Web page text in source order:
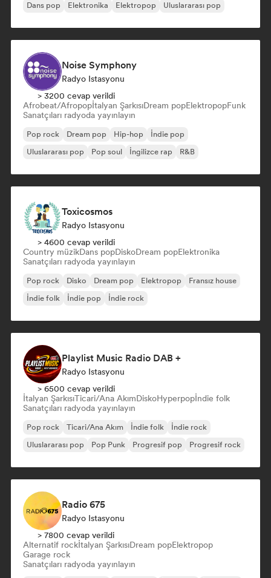
Dans pop
Elektronika Elektropop Uluslararası pop
Noise Symphony
Radyo Istasyonu
> 3200 cevap verildi
Afrobeat/Afropopİtalyan ŞarkısıDream popElektropopFunk
Sanatçıları radyoda yayınlayın
Pop rock Dream pop Hip-hop
İndie pop
Uluslararası pop
Pop soul İngilizce rap R&B
Toxicosmos
Radyo Istasyonu
> 4600 cevap verildi
Country müzikDans popDiskoDream popElektronika
Sanatçıları radyoda yayınlayın
Pop rock Disko Dream pop Elektropop
Fransız house
İndie folk
İndie pop İndie rock
Playlist Music Radio DAB +
Radyo Istasyonu
> 6500 cevap verildi
İtalyan ŞarkısıTicari/Ana AkımDiskoHyperpopİndie folk
Sanatçıları radyoda yayınlayın
Pop rock Ticari/Ana Akım İndie folk
İndie rock
Uluslararası pop
Pop Punk Progresif pop Progresif rock
Radio 675
Radyo Istasyonu
> 7800 cevap verildi
Alternatif rockİtalyan ŞarkısıDream popElektropop
Garage rock
Sanatçıları radyoda yayınlayın